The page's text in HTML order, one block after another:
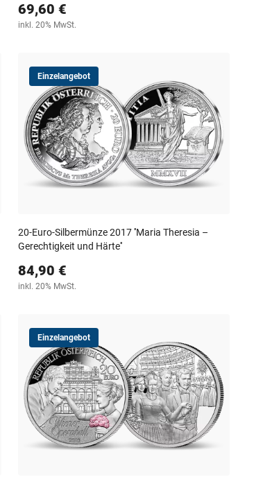
69,60 €
inkl. 20% MwSt.
Einzelangebot
20-Euro-Silbermünze 2017 ''Maria Theresia –
Gerechtigkeit und Härte''
84,90 €
inkl. 20% MwSt.
Einzelangebot